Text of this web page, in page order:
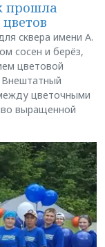
прошла
сквера имени А.
сосен и берёз,
цветовой
Внештатный
цветочными
выращенной